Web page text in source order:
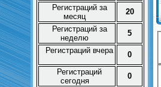
Регистраций за
месяц
20
Регистраций за
неделю
5
Регистраций вчера
0
Регистраций
сегодня
0